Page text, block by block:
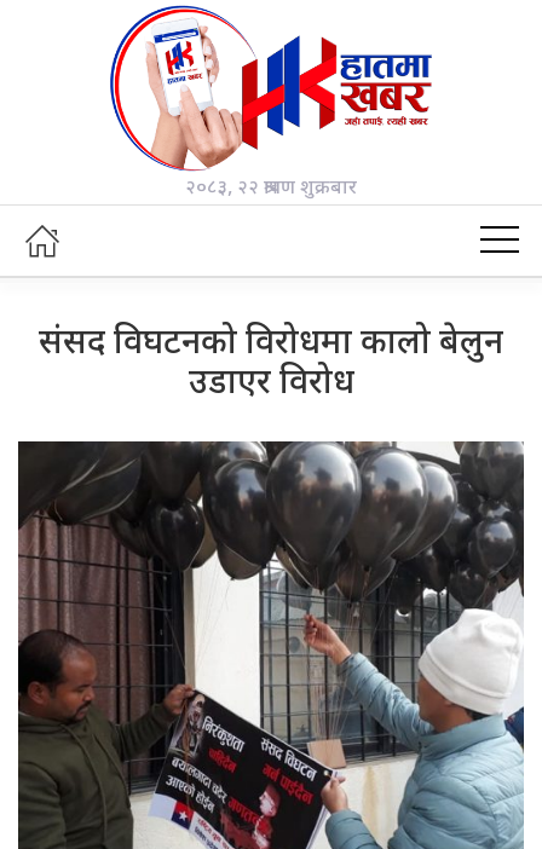
२०८३, २२ श्रावण शुक्रबार
संसद विघटनको विरोधमा कालो बेलुन
उडाएर विरोध